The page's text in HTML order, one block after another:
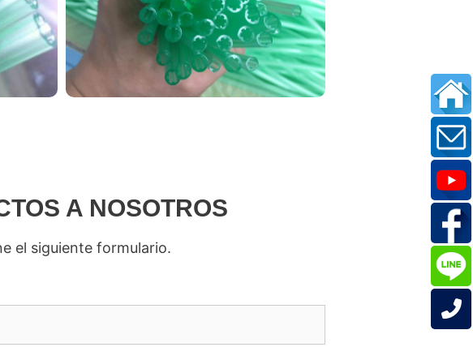
A NOSOTROS
el siguiente formulario.